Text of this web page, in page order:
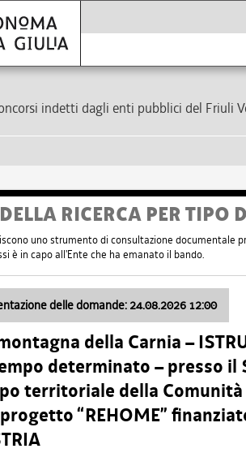
indetti dagli enti pubblici del Friuli
RICERCA PER TIPO
uno strumento di consultazione documentale
è in capo all'Ente che ha emanato il bando.
delle domande: 24.08.2026 12:00
della Carnia –
determinato – presso il
territoriale della
“REHOME”